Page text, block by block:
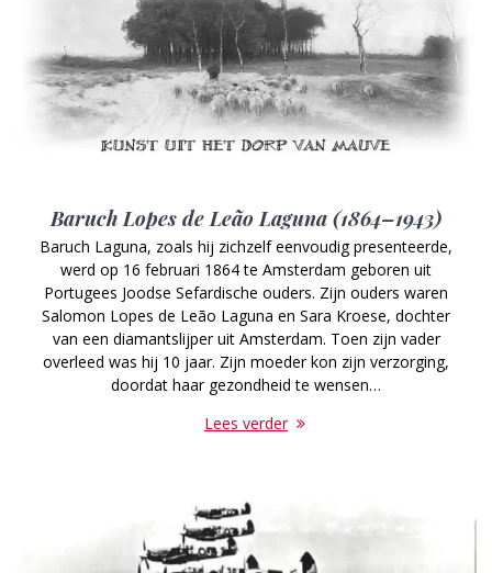
Baruch Lopes de Leão Laguna (1864–1943)
Baruch Laguna, zoals hij zichzelf eenvoudig presenteerde,
werd op 16 februari 1864 te Amsterdam geboren uit
Portugees Joodse Sefardische ouders. Zijn ouders waren
Salomon Lopes de Leão Laguna en Sara Kroese, dochter
van een diamantslijper uit Amsterdam. Toen zijn vader
overleed was hij 10 jaar. Zijn moeder kon zijn verzorging,
doordat haar gezondheid te wensen…
Lees verder